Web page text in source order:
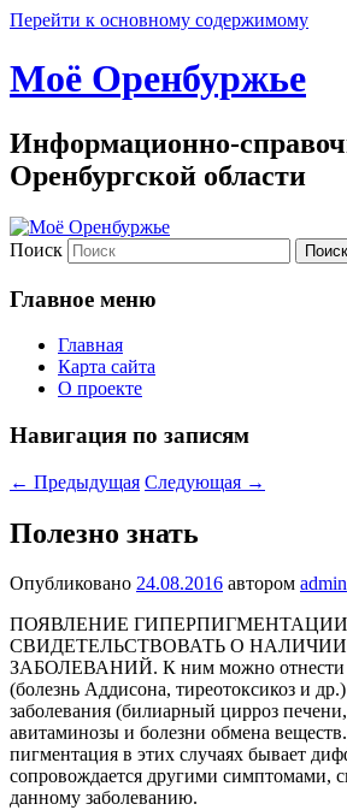
Перейти к основному содержимому
Моё Оренбуржье
Информационно-
Оренбургской области
Поиск
Главное меню
Главная
Карта сайта
О проекте
Навигация по записям
← Предыдущая Следующая →
Полезно знать
Опубликовано 24.08.2016 автором admin
ПОЯВЛЕНИЕ
СВИДЕТЕЛЬСТВОВАТЬ О
ЗАБОЛЕВАНИЙ. К ним мож­но отнести
(болезнь Аддисона, ти­реотоксикоз и
заболевания (билиарный цирроз
авитаминозы и болезни обмена
пигментация в этих случаях бывает
сопровождается другими симптомами,
данному заболеванию.